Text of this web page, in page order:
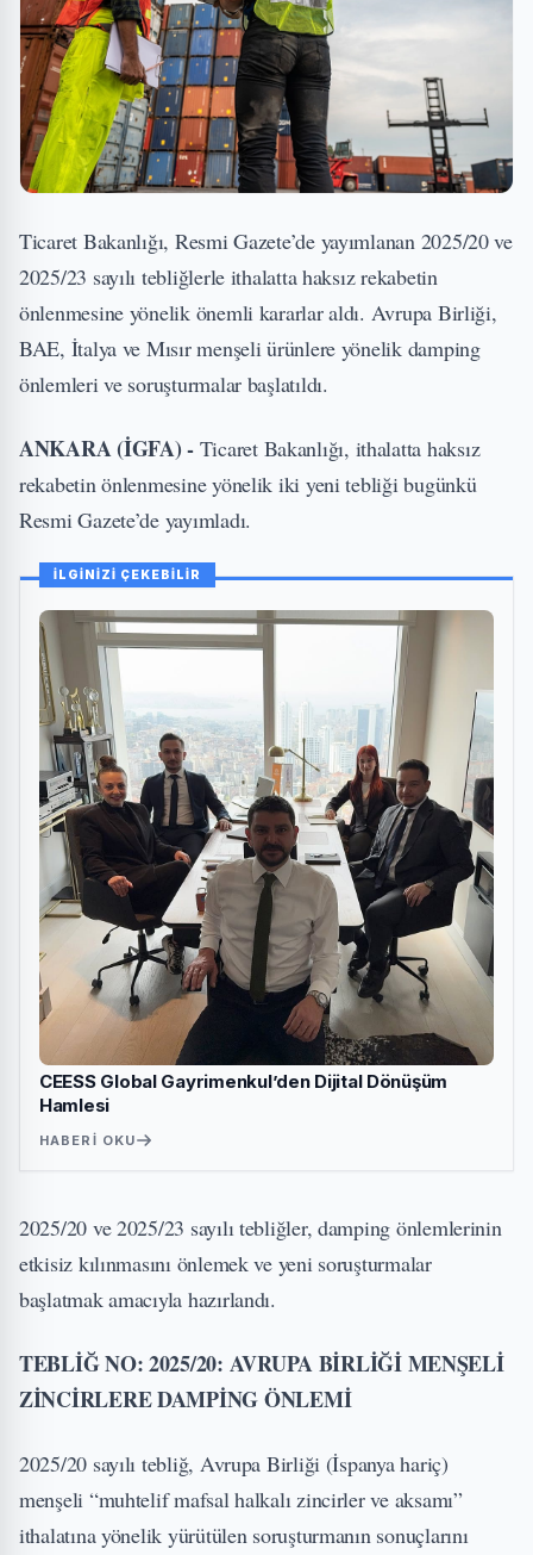
Ticaret Bakanlığı, Resmi Gazete’de yayımlanan 2025/20 ve
2025/23 sayılı tebliğlerle ithalatta haksız rekabetin
önlenmesine yönelik önemli kararlar aldı. Avrupa Birliği,
BAE, İtalya ve Mısır menşeli ürünlere yönelik damping
önlemleri ve soruşturmalar başlatıldı.
ANKARA (İGFA) - Ticaret Bakanlığı, ithalatta haksız
rekabetin önlenmesine yönelik iki yeni tebliği bugünkü
Resmi Gazete’de yayımladı.
İLGİNİZİ ÇEKEBİLİR
CEESS Global Gayrimenkul’den Dijital Dönüşüm
Hamlesi
HABERI OKU
2025/20 ve 2025/23 sayılı tebliğler, damping önlemlerinin
etkisiz kılınmasını önlemek ve yeni soruşturmalar
başlatmak amacıyla hazırlandı.
TEBLİĞ NO: 2025/20: AVRUPA BİRLİĞİ MENŞELİ
ZİNCİRLERE DAMPİNG ÖNLEMİ
2025/20 sayılı tebliğ, Avrupa Birliği (İspanya hariç)
menşeli “muhtelif mafsal halkalı zincirler ve aksamı”
ithalatına yönelik yürütülen soruşturmanın sonuçlarını